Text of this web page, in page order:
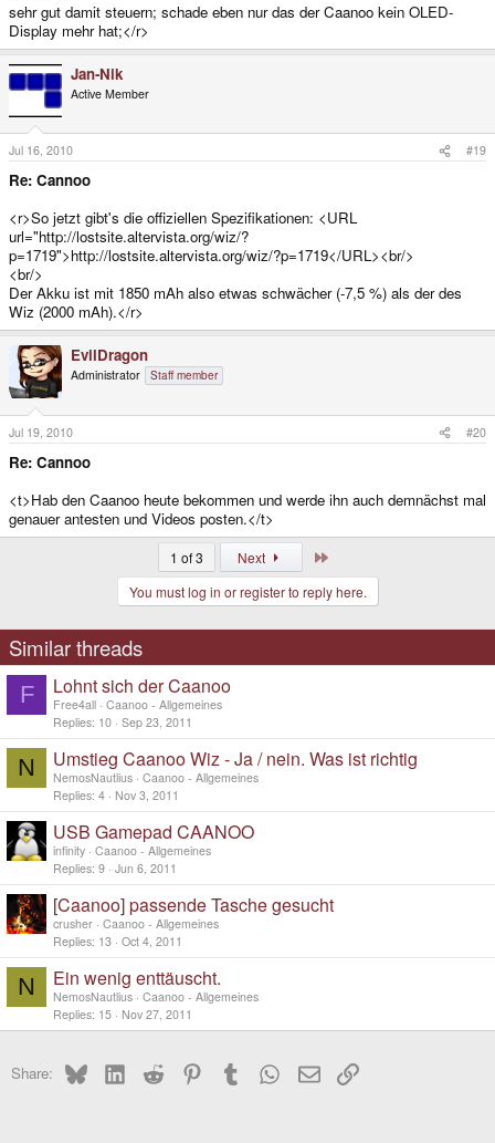
sehr gut damit steuern; schade eben nur das der Caanoo kein OLED-
Display mehr hat;</r>
Jan-Nik
Active Member
Jul 16, 2010 #19
Re: Cannoo
<r>So jetzt gibt's die offiziellen Spezifikationen: <URL
url="http://lostsite.altervista.org/wiz/?
p=1719">http://lostsite.altervista.org/wiz/?p=1719</URL><br/>
<br/>
Der Akku ist mit 1850 mAh also etwas schwächer (-7,5 %) als der des
Wiz (2000 mAh).</r>
EvilDragon
Administrator Staff member
Jul 19, 2010 #20
Re: Cannoo
<t>Hab den Caanoo heute bekommen und werde ihn auch demnächst mal
genauer antesten und Videos posten.</t>
1 of 3 Next
You must log in or register to reply here.
Similar threads
F Lohnt sich der Caanoo
Free4all Caanoo - Allgemeines
Replies 10 Sep 23, 2011
N Umstieg Caanoo Wiz - Ja / nein. Was ist richtig
NemosNautlius Caanoo - Allgemeines
Replies 4 Nov 3, 2011
USB Gamepad CAANOO
infinity Caanoo - Allgemeines
Replies 9 Jun 6, 2011
[Caanoo] passende Tasche gesucht
crusher Caanoo - Allgemeines
Replies 13 Oct 4, 2011
N Ein wenig enttäuscht.
NemosNautlius Caanoo - Allgemeines
Replies 15 Nov 27, 2011
Share: BlueskyLinkedInReddit PinterestTumblr WhatsApp
EmailLink